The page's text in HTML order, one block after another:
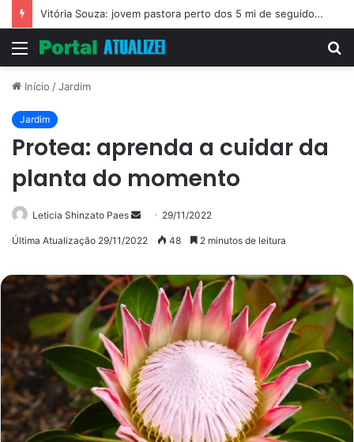
Vitória Souza: jovem pastora perto dos 5 mi de seguidores na web
Menu
Início /Jardim
Jardim
Protea: aprenda a cuidar da
planta do momento
Leticia Shinzato Paes
Mande29/11/2022
Última Atualização 29/11/2022 48 2 minutos de leitura